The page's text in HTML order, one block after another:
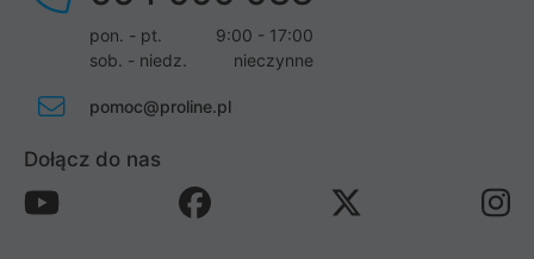
pon. - pt.
9:00 - 17:00
sob. - niedz.
nieczynne
pomoc@proline.pl
Dołącz do nas